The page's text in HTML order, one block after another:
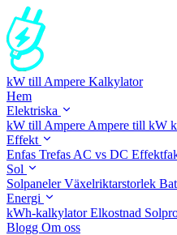
kW till Ampere Kalkylator
Hem
Elektriska
kW till Ampere Ampere till kW
Effekt
Enfas Trefas AC vs DC
Sol
SolpanelerVäxelriktarstorlek
Energi
kWh-kalkylatorElkostnad
Blogg Om oss